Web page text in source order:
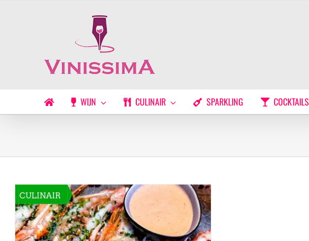
WIJN CULINAIR SPARKLING COCKTAILS